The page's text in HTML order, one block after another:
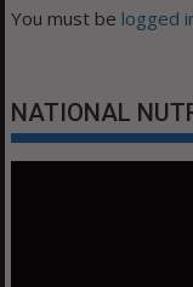
You must be logged
NATIONAL